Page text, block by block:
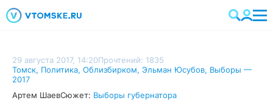
29 августа 2017, 14:20Прочтений: 1835
Томск, Политика, Облизбирком, Эльман Юсубов, Выборы —
2017
Артем ШаевСюжет: Выборы губернатора